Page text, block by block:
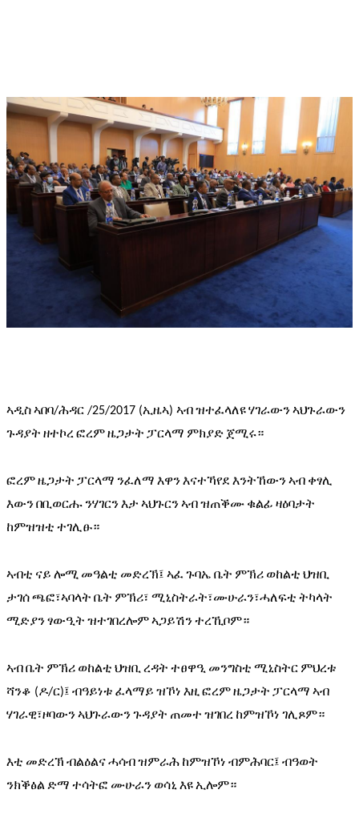
ኣዲስኣበባ/ሕዳር /25/2017 (ኢዜኣ) ኣብዝተፈላለዩሃገራውንኣህጉራውን
ጉዳያት ዘተኮረ ፎረምዜጋታት ፓርላማ ምክያድ ጀሚሩ።
ፎረምዜጋታት ፓርላማ ንፈለማ እዋንእናተኻየደ እንትኸውንኣብ ቀፃሊ
እውንበቢወርሑ ንሃገርንእታ ኣህጉርንኣብዝጠቕሙ ቁልፊ ዛዕባታት
ከምዝዝቲ ተገሊፁ።
ኣብቲ ናይ ሎሚ መዓልቲ መድረኽ፤ ኣፈ ጉባኤ ቤት ምኽሪ ወከልቲ ህዝቢ
ታገሰጫፎ፣ኣባላት ቤት ምኽሪ፣ ሚኒስትራት፣ሙሁራን፣ሓለፍቲ ትካላት
ሚድያንፃውዒት ዝተገበረሎምኣጋይሽንተረኺቦም።
ኣብቤት ምኽሪ ወከልቲ ህዝቢ ረዳት ተፀዋዒ መንግስቲ ሚኒስትር ምህረቱ
ሻንቆ (ዶ/ር)፤ ብዓይነቱ ፈላማይ ዝኾነ እዚፎረምዜጋታት ፓርላማ ኣብ
ሃገራዊ፣ዞባውንኣህጉራውንጉዳያት ጠመተ ዝገበረ ከምዝኾነ ገሊጾም።
እቲ መድረኽ ብልዕልናሓሳብዝምራሕ ከምዝኾነ ብምሕባር፤ ብዓወት
ንክቕፅል ድማ ተሳትፎ ሙሁራን ወሳኒ እዩኢሎም።